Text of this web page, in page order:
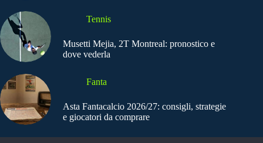
Tennis
Musetti Mejia, 2T Montreal: pronostico e
dove vederla
Fanta
Asta Fantacalcio 2026/27: consigli, strategie
e giocatori da comprare